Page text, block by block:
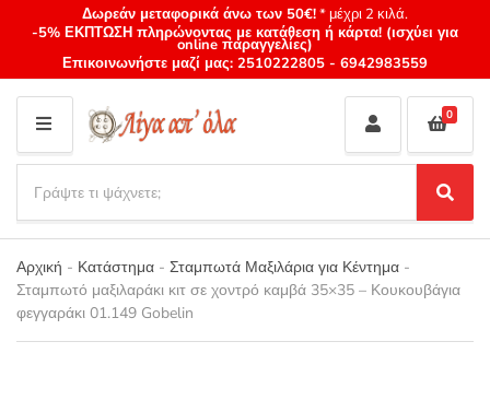
Δωρεάν μεταφορικά άνω των 50€!* μέχρι 2 κιλά.
-5% ΕΚΠΤΩΣΗ πληρώνοντας με κατάθεση ή κάρτα! (ισχύει για
online παραγγελίες)
Επικοινωνήστε μαζί μας: 2510222805 - 6942983559
M
E
N
U
Category
name
a
r
c
h
p
r
S
e
a
c
0
Αρχική - Κατάστημα - Σταμπωτά Μαξιλάρια για Κέντημα -
Σταμπωτό μαξιλαράκι κιτ σε χοντρό καμβά 35×35 – Κουκουβάγια
φεγγαράκι 01.149 Gobelin